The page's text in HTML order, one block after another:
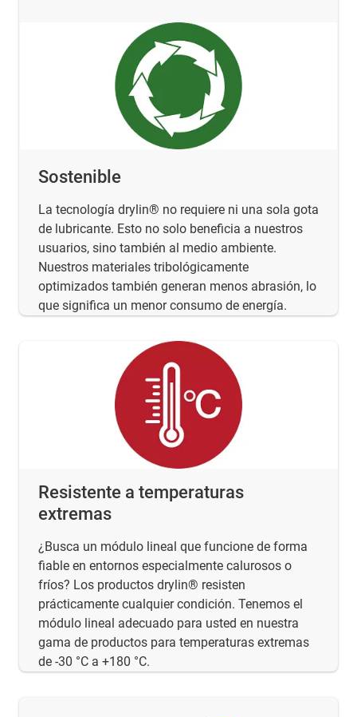
Sostenible
La tecnología drylin® no requiere ni una sola gota
de lubricante. Esto no solo beneficia a nuestros
usuarios, sino también al medio ambiente.
Nuestros materiales tribológicamente
optimizados también generan menos abrasión, lo
que significa un menor consumo de energía.
Resistente a temperaturas
extremas
¿Busca un módulo lineal que funcione de forma
fiable en entornos especialmente calurosos o
fríos? Los productos drylin® resisten
prácticamente cualquier condición. Tenemos el
módulo lineal adecuado para usted en nuestra
gama de productos para temperaturas extremas
de -30 °C a +180 °C.